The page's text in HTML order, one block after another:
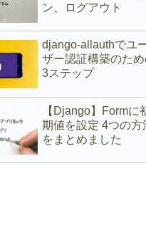
ン、ログアウト
django-allauthでユ
ザー認証構築のた
3ステップ
【Django】Formに
期値を設定 4つの方
をまとめました